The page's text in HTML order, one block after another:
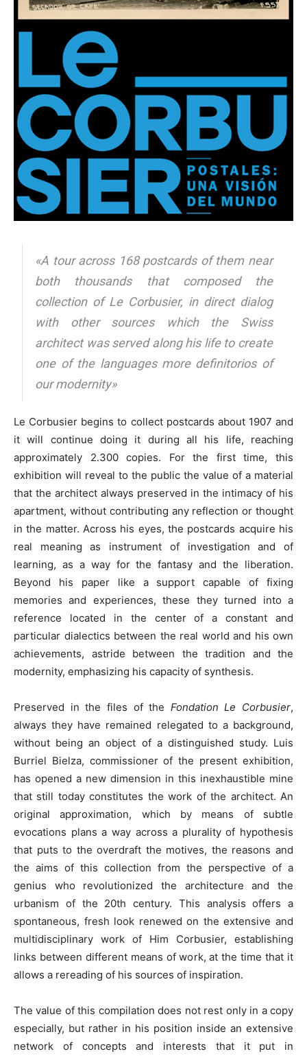
«A tour across 168 postcards of them near
both thousands that composed the
collection of Le Corbusier, in direct dialog
with other sources which the Swiss
architect was served along his life to create
one of the languages more definitorios of
our modernity»
Le Corbusier begins to collect postcards about 1907 and
it will continue doing it during all his life, reaching
approximately 2.300 copies. For the first time, this
exhibition will reveal to the public the value of a material
that the architect always preserved in the intimacy of his
apartment, without contributing any reflection or thought
in the matter. Across his eyes, the postcards acquire his
real meaning as instrument of investigation and of
learning, as a way for the fantasy and the liberation.
Beyond his paper like a support capable of fixing
memories and experiences, these they turned into a
reference located in the center of a constant and
particular dialectics between the real world and his own
achievements, astride between the tradition and the
modernity, emphasizing his capacity of synthesis.
Preserved in the files of the Fondation Le Corbusier,
always they have remained relegated to a background,
without being an object of a distinguished study. Luis
Burriel Bielza, commissioner of the present exhibition,
has opened a new dimension in this inexhaustible mine
that still today constitutes the work of the architect. An
original approximation, which by means of subtle
evocations plans a way across a plurality of hypothesis
that puts to the overdraft the motives, the reasons and
the aims of this collection from the perspective of a
genius who revolutionized the architecture and the
urbanism of the 20th century. This analysis offers a
spontaneous, fresh look renewed on the extensive and
multidisciplinary work of Him Corbusier, establishing
links between different means of work, at the time that it
allows a rereading of his sources of inspiration.
The value of this compilation does not rest only in a copy
especially, but rather in his position inside an extensive
network of concepts and interests that it put in